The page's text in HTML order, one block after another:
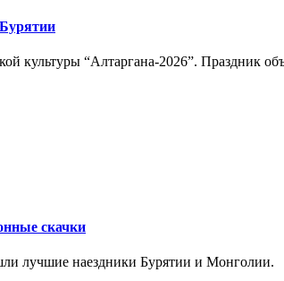
культуры “Алтаргана-2026”. Праздник
скачки
лучшие наездники Бурятии и Монголии.